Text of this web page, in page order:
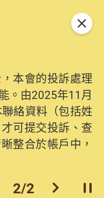
本會的投訴處理
。由2025年11月
絡資料（包括姓
可提交投訴、查
整合於帳戶中，
上一個
2/2 下一個開
關閉